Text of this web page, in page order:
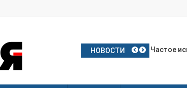
НОВОСТИ План
Частое
Польские
Посол
Польша